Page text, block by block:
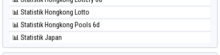
⚽ Bola Hitam Sydney
⚽ Bola Hitam Sydney Lottery
⚽ Bola Hitam Sydney Lottery 6d
⚽ Bola Hitam Sydney Lotto
📊 Statistik Hongkong Lotto
📊 Statistik Hongkong Pools 6d
📊 Statistik Japan
📊 Statistik Japan 6d